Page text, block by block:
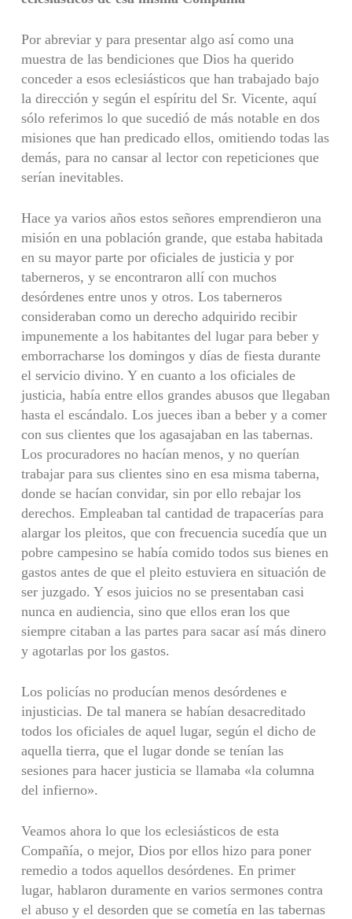
Por abreviar y para presentar algo así como una
muestra de las bendiciones que Dios ha querido
conceder a esos eclesiásticos que han trabajado bajo
la dirección y según el espíritu del Sr. Vicente, aquí
sólo referimos lo que sucedió de más notable en dos
misiones que han predicado ellos, omitiendo todas las
demás, para no cansar al lector con repeticiones que
serían inevitables.
Hace ya varios años estos señores emprendieron una
misión en una población grande, que estaba habitada
en su mayor parte por oficiales de justicia y por
taberneros, y se encontraron allí con muchos
desórdenes entre unos y otros. Los taberneros
consideraban como un derecho adquirido recibir
impunemente a los habitantes del lugar para beber y
emborracharse los domingos y días de fiesta durante
el servicio divino. Y en cuanto a los oficiales de
justicia, había entre ellos grandes abusos que llegaban
hasta el escándalo. Los jueces iban a beber y a comer
con sus clientes que los agasajaban en las tabernas.
Los procuradores no hacían menos, y no querían
trabajar para sus clientes sino en esa misma taberna,
donde se hacían convidar, sin por ello rebajar los
derechos. Empleaban tal cantidad de trapacerías para
alargar los pleitos, que con frecuencia sucedía que un
pobre campesino se había comido todos sus bienes en
gastos antes de que el pleito estuviera en situación de
ser juzgado. Y esos juicios no se presentaban casi
nunca en audiencia, sino que ellos eran los que
siempre citaban a las partes para sacar así más dinero
y agotarlas por los gastos.
Los policías no producían menos desórdenes e
injusticias. De tal manera se habían desacreditado
todos los oficiales de aquel lugar, según el dicho de
aquella tierra, que el lugar donde se tenían las
sesiones para hacer justicia se llamaba «la columna
del infierno».
Veamos ahora lo que los eclesiásticos de esta
Compañía, o mejor, Dios por ellos hizo para poner
remedio a todos aquellos desórdenes. En primer
lugar, hablaron duramente en varios sermones contra
el abuso y el desorden que se cometía en las tabernas